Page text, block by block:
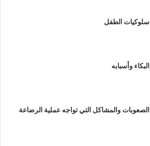
سلوكيات الطفل
البكاء وأسبابه
الصعوبات والمشاكل التي تواجه عملية الرضاعة